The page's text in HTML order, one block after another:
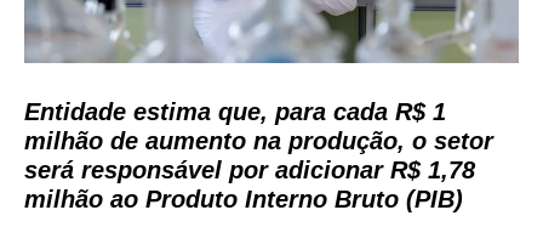
Entidade estima que, para cada R$ 1
milhão de aumento na produção, o setor
será responsável por adicionar R$ 1,78
milhão ao Produto Interno Bruto (PIB)